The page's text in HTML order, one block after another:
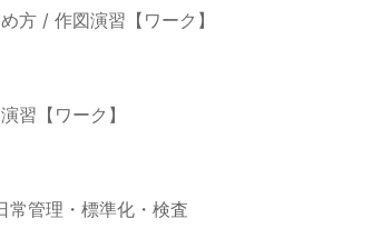
方 / 作図演習【ワーク】
習【ワーク】
管理・標準化・検査